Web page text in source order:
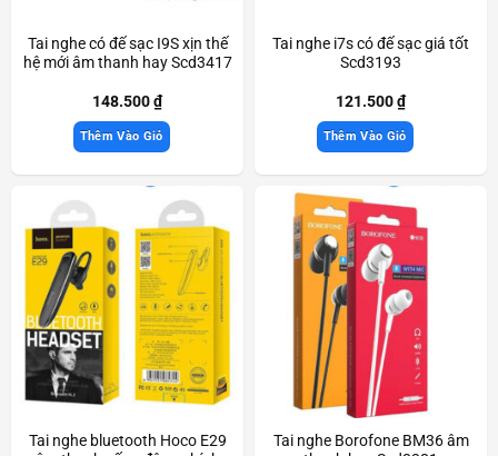
Tai nghe có đế sạc I9S xịn thế
hệ mới âm thanh hay Scd3417
148.500₫
Thêm Vào Giỏ
Tai nghe i7s có đế sạc giá tốt
Scd3193
121.500₫
Thêm Vào Giỏ
Tai nghe bluetooth Hoco E29
Tai nghe Borofone BM36 âm